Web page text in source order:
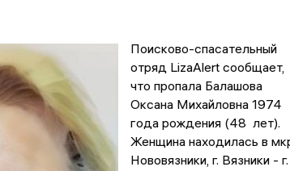
Поисково-спасательный
отряд LizaAlert сообщает,
что пропала Балашова
Оксана Михайловна 1974
года рождения (48 лет).
Женщина находилась в
Нововязники, г. Вязники - г.